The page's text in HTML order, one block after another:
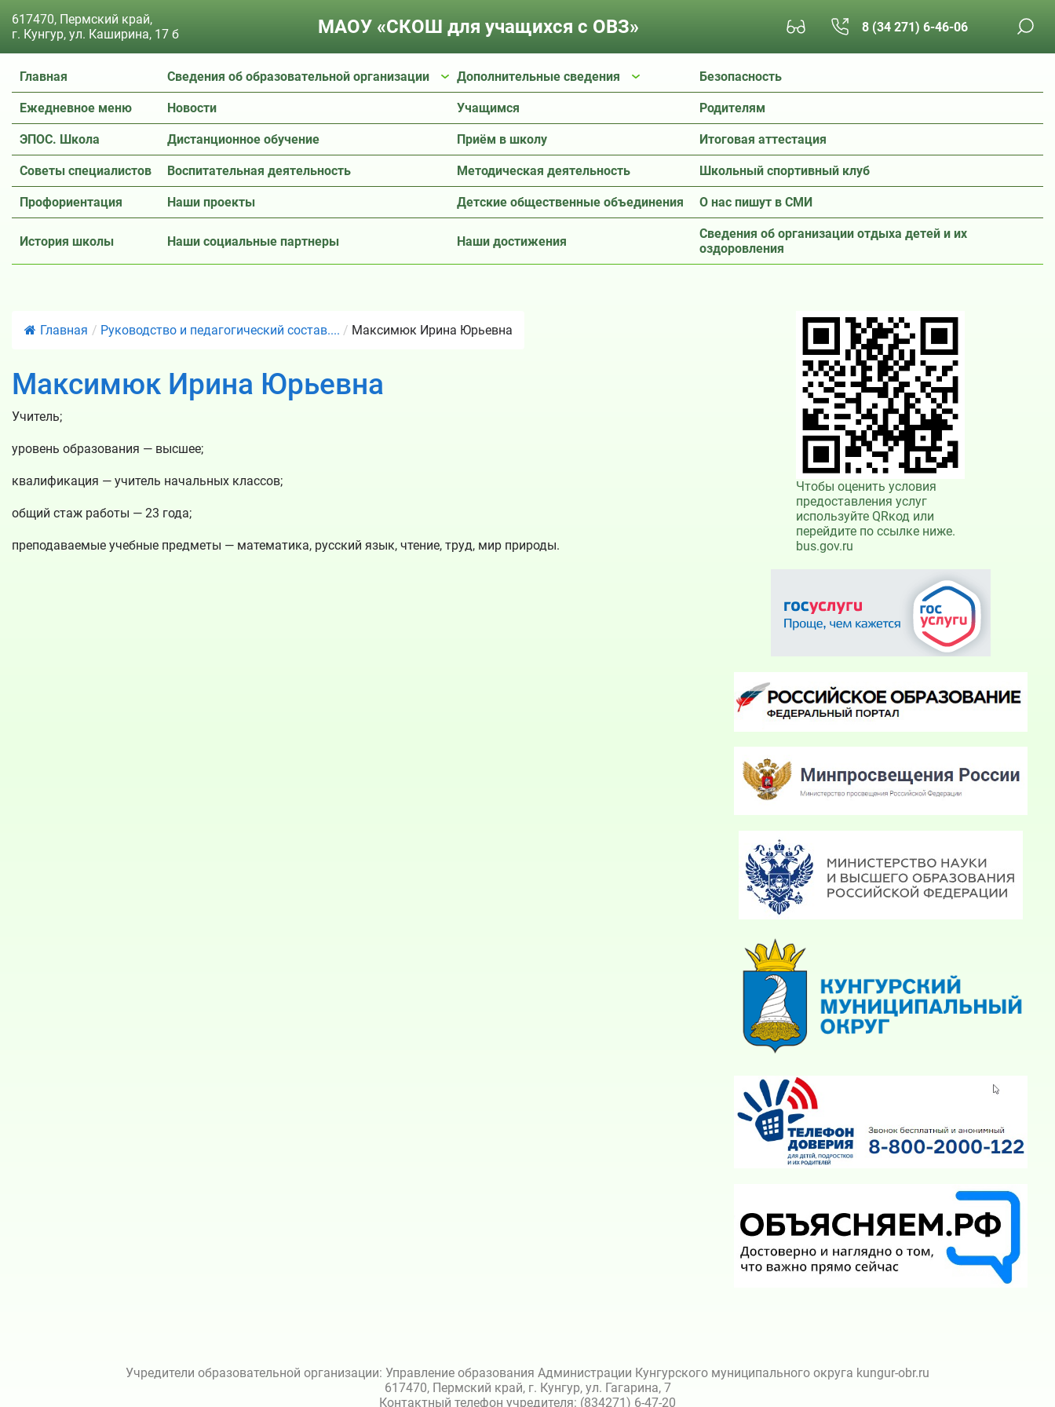
617470, Пермский край,
г. Кунгур, ул. Каширина, 17 б
МАОУ «СКОШ для учащихся с ОВЗ» 8 (34 271) 6-46-06
Главная Сведения об образовательной организации Дополнительные сведения Безопасность
Ежедневное меню Новости Учащимся Родителям
ЭПОС. Школа Дистанционное обучение Приём в школу Итоговая аттестация
Советы специалистов Воспитательная деятельность Методическая деятельность Школьный спортивный клуб
Профориентация Наши проекты Детские общественные объединения О нас пишут в СМИ
История школы Наши социальные партнеры Наши достижения
Сведения об организации отдыха детей и их
оздоровления
Главная / Руководство и педагогический состав.... / Максимюк Ирина Юрьевна
Максимюк Ирина Юрьевна
Учитель;
уровень образования — высшее;
квалификация — учитель начальных классов;
общий стаж работы — 23 года;
преподаваемые учебные предметы — математика, русский язык, чтение, труд, мир природы.
Чтобы оценить условия
предоставления услуг
используйте QRкод или
перейдите по ссылке ниже.
bus.gov.ru
Учредители образовательной организации: Управление образования Администрации Кунгурского муниципального округа kungur-obr.ru
617470, Пермский край, г. Кунгур, ул. Гагарина, 7
Контактный телефон учредителя: (834271) 6-47-20